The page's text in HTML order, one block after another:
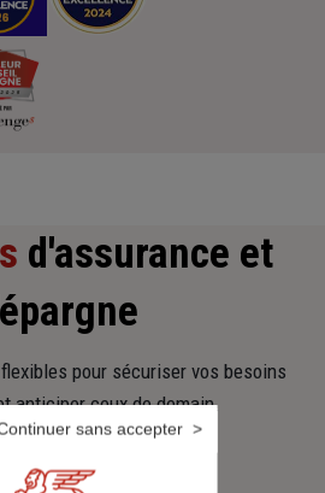
d'assurance et
pour sécuriser vos besoins
anticiper ceux de demain.
sans accepter